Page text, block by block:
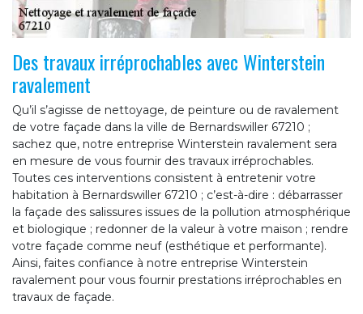
Des travaux irréprochables avec Winterstein
ravalement
Qu’il s’agisse de nettoyage, de peinture ou de ravalement
de votre façade dans la ville de Bernardswiller 67210 ;
sachez que, notre entreprise Winterstein ravalement sera
en mesure de vous fournir des travaux irréprochables.
Toutes ces interventions consistent à entretenir votre
habitation à Bernardswiller 67210 ; c’est-à-dire : débarrasser
la façade des salissures issues de la pollution atmosphérique
et biologique ; redonner de la valeur à votre maison ; rendre
votre façade comme neuf (esthétique et performante).
Ainsi, faites confiance à notre entreprise Winterstein
ravalement pour vous fournir prestations irréprochables en
travaux de façade.